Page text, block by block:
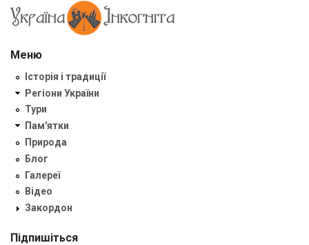
Меню
Історія і традиції
Регіони України
Тури
Пам'ятки
Природа
Блог
Галереї
Відео
Закордон
Підпишіться